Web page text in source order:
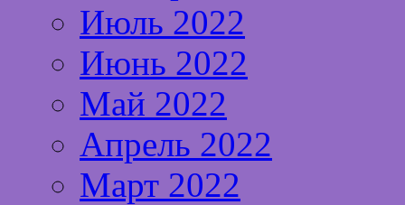
Июль 2022
Июнь 2022
Май 2022
Апрель 2022
Март 2022